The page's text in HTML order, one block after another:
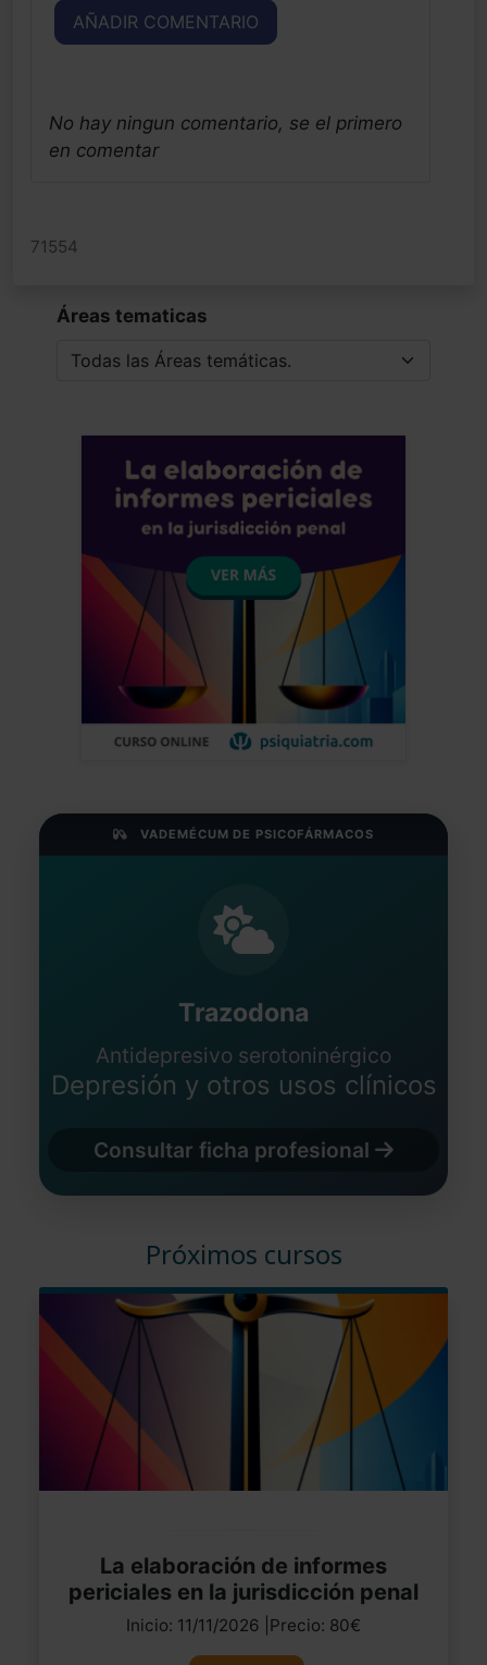
AÑADIR COMENTARIO
No hay ningun comentario, se el primero
en comentar
71554
Áreas tematicas
VADEMÉCUM DE PSICOFÁRMACOS
Trazodona
Antidepresivo serotoninérgico
Depresión y otros usos clínicos
Consultar ficha profesional
Próximos cursos
La elaboración de informes
periciales en la jurisdicción penal
Inicio: 11/11/2026 |Precio: 80€